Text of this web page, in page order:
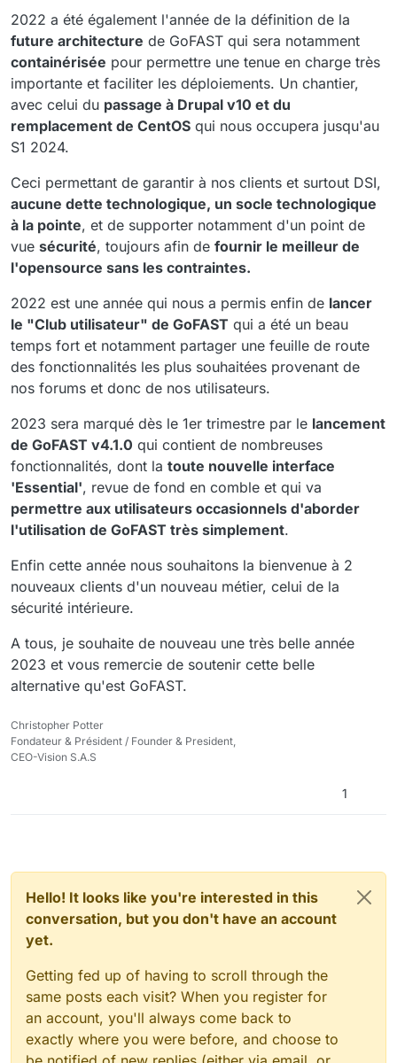
2022 a été également l'année de la définition de la
future architecture de GoFAST qui sera notamment
containérisée pour permettre une tenue en charge très
importante et faciliter les déploiements. Un chantier,
avec celui du passage à Drupal v10 et du
remplacement de CentOS qui nous occupera jusqu'au
S1 2024.
Ceci permettant de garantir à nos clients et surtout DSI,
aucune dette technologique, un socle technologique
à la pointe, et de supporter notamment d'un point de
vue sécurité, toujours afin de fournir le meilleur de
l'opensource sans les contraintes.
2022 est une année qui nous a permis enfin de lancer
le "Club utilisateur" de GoFAST qui a été un beau
temps fort et notamment partager une feuille de route
des fonctionnalités les plus souhaitées provenant de
nos forums et donc de nos utilisateurs.
2023 sera marqué dès le 1er trimestre par le lancement
de GoFAST v4.1.0 qui contient de nombreuses
fonctionnalités, dont la toute nouvelle interface
'Essential', revue de fond en comble et qui va
permettre aux utilisateurs occasionnels d'aborder
l'utilisation de GoFAST très simplement.
Enfin cette année nous souhaitons la bienvenue à 2
nouveaux clients d'un nouveau métier, celui de la
sécurité intérieure.
A tous, je souhaite de nouveau une très belle année
2023 et vous remercie de soutenir cette belle
alternative qu'est GoFAST.
Christopher Potter
Fondateur & Président / Founder & President,
CEO-Vision S.A.S
1
Hello! It looks like you're interested in this
conversation, but you don't have an account
yet.
Getting fed up of having to scroll through the
same posts each visit? When you register for
an account, you'll always come back to
exactly where you were before, and choose to